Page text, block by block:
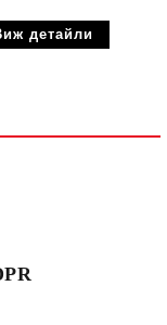
детайли